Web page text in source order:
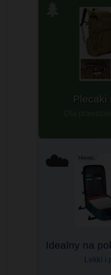
Plecaki
☁️
Idealny na
Lekki i
Bagaż
Do Ryanair,